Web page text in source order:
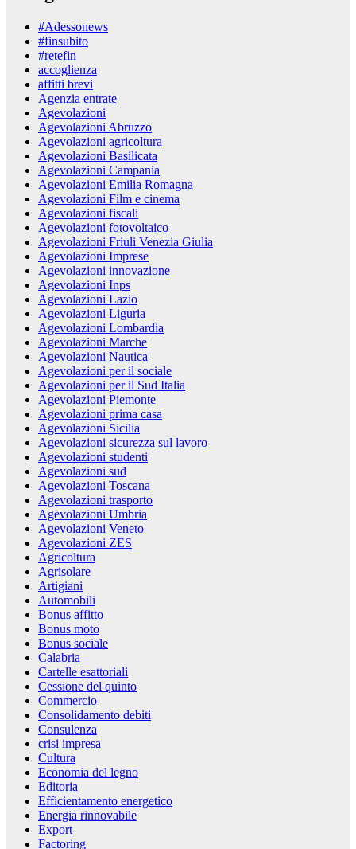
#Adessonews
#finsubito
#retefin
accoglienza
affitti brevi
Agenzia entrate
Agevolazioni
Agevolazioni Abruzzo
Agevolazioni agricoltura
Agevolazioni Basilicata
Agevolazioni Campania
Agevolazioni Emilia Romagna
Agevolazioni Film e cinema
Agevolazioni fiscali
Agevolazioni fotovoltaico
Agevolazioni Friuli Venezia Giulia
Agevolazioni Imprese
Agevolazioni innovazione
Agevolazioni Inps
Agevolazioni Lazio
Agevolazioni Liguria
Agevolazioni Lombardia
Agevolazioni Marche
Agevolazioni Nautica
Agevolazioni per il sociale
Agevolazioni per il Sud Italia
Agevolazioni Piemonte
Agevolazioni prima casa
Agevolazioni Sicilia
Agevolazioni sicurezza sul lavoro
Agevolazioni studenti
Agevolazioni sud
Agevolazioni Toscana
Agevolazioni trasporto
Agevolazioni Umbria
Agevolazioni Veneto
Agevolazioni ZES
Agricoltura
Agrisolare
Artigiani
Automobili
Bonus affitto
Bonus moto
Bonus sociale
Calabria
Cartelle esattoriali
Cessione del quinto
Commercio
Consolidamento debiti
Consulenza
crisi impresa
Cultura
Economia del legno
Editoria
Efficientamento energetico
Energia rinnovabile
Export
Factoring